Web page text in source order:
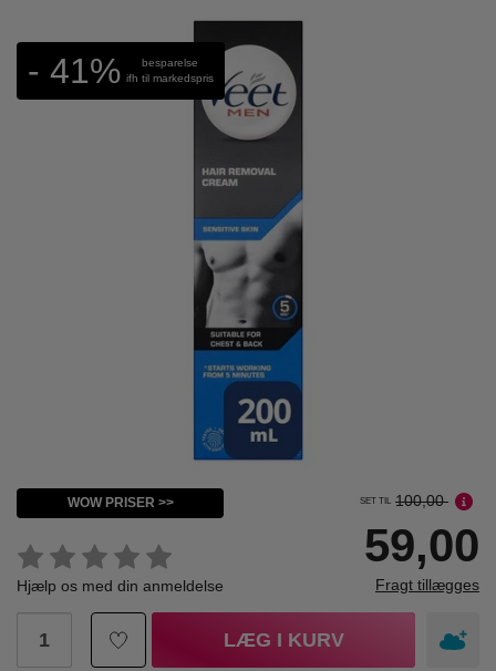
- 41%
besparelse
ifh til markedspris
WOW PRISER >>
Hjælp os med din anmeldelse
SET TIL 100,00
59,00
Fragt tillægges
LÆG I KURV